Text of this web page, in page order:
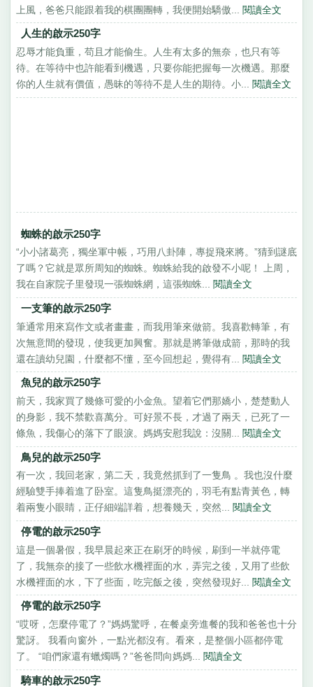
上風，爸爸只能跟着我的棋團團轉，我便開始驕傲... 閱讀全文
人生的啟示250字
忍辱才能負重，苟且才能偷生。人生有太多的無奈，也只有等
待。在等待中也許能看到機遇，只要你能把握每一次機遇。那麼
你的人生就有價值，愚昧的等待不是人生的期待。小... 閱讀全文
蜘蛛的啟示250字
“小小諸葛亮，獨坐軍中帳，巧用八卦陣，專捉飛來將。”猜到謎底
了嗎？它就是眾所周知的蜘蛛。蜘蛛給我的啟發不小呢！ 上周，
我在自家院子里發現一張蜘蛛網，這張蜘蛛... 閱讀全文
一支筆的啟示250字
筆通常用來寫作文或者畫畫，而我用筆來做箭。我喜歡轉筆，有
次無意間的發現，使我更加興奮。那就是將筆做成箭，那時的我
還在讀幼兒園，什麼都不懂，至今回想起，覺得有... 閱讀全文
魚兒的啟示250字
前天，我家買了幾條可愛的小金魚。望着它們那嬌小，楚楚動人
的身影，我不禁歡喜萬分。可好景不長，才過了兩天，已死了一
條魚，我傷心的落下了眼淚。媽媽安慰我說：沒關... 閱讀全文
鳥兒的啟示250字
有一次，我回老家，第二天，我竟然抓到了一隻鳥 。我也沒什麼
經驗雙手捧着進了卧室。這隻鳥挺漂亮的，羽毛有點青黃色，轉
着兩隻小眼睛，正仔細端詳着，想養幾天，突然... 閱讀全文
停電的啟示250字
這是一個暑假，我早晨起來正在刷牙的時候，刷到一半就停電
了，我無奈的接了一些飲水機裡面的水，弄完之後，又用了些飲
水機裡面的水，下了些面，吃完飯之後，突然發現好... 閱讀全文
停電的啟示250字
“哎呀，怎麼停電了？”媽媽驚呼，在餐桌旁進餐的我和爸爸也十分
驚訝。 我看向窗外，一點光都沒有。看來，是整個小區都停電
了。 “咱們家還有蠟燭嗎？”爸爸問向媽媽... 閱讀全文
騎車的啟示250字